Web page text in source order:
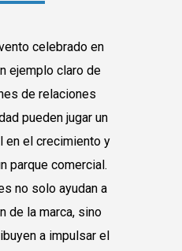
celebrado en
ejemplo claro de
de relaciones
pueden jugar un
en el crecimiento y
parque comercial.
no solo ayudan a
de la marca, sino
a impulsar el